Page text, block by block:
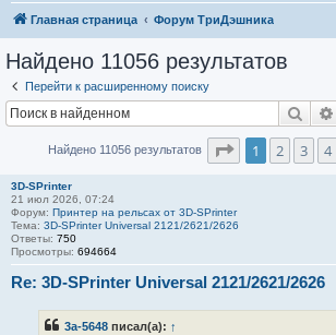
Главная страница Форум ТриДэшника
Найдено 11056 результатов
Перейти к расширенному поиску
Поиск
Найдено 11056 результатов Страница1 из
1 2 3 4
3D-SPrinter
21 июл 2026, 07:24
Форум: Принтер на рельсах от 3D-SPrinter
Тема: 3D-SPrinter Universal 2121/2621/2626
Ответы: 750
Просмотры: 694664
Re: 3D-SPrinter Universal 2121/2621/2626
3a-5648 писал(а): ↑